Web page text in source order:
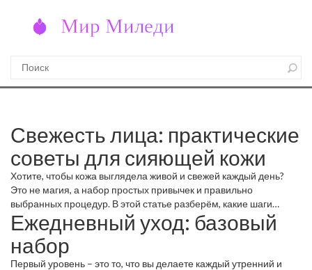
Свежесть лица: практические
советы для сияющей кожи
Хотите, чтобы кожа выглядела живой и свежей каждый день?
Это не магия, а набор простых привычек и правильно
выбранных процедур. В этой статье разберём, какие шаги
действительно работают, а какие – лишь шум.
Ежедневный уход: базовый
набор
Первый уровень – это то, что вы делаете каждый утренний и